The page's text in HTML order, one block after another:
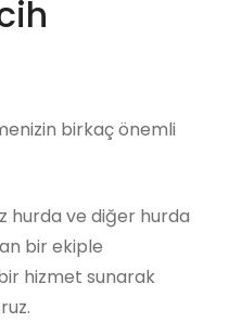
birkaç önemli
hurda ve diğer hurda
bir ekiple
hizmet sunarak